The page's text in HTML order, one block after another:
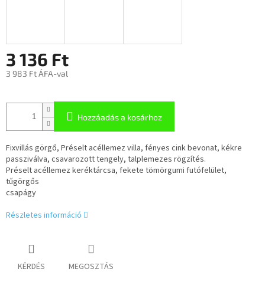
3 136 Ft
3 983 Ft ÁFA-val
Hozzáadás a kosárhoz
Fixvillás görgő, Préselt acéllemez villa, fényes cink bevonat, kékre
passziválva, csavarozott tengely, talplemezes rögzítés.
Préselt acéllemez keréktárcsa, fekete tömörgumi futófelület,
tűgörgős
csapágy
Részletes információ
KÉRDÉS MEGOSZTÁS